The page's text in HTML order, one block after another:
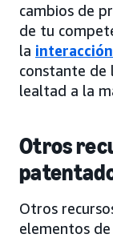
cambios de
de tu
la
constante de
lealtad a la
Otros
Otros
elementos